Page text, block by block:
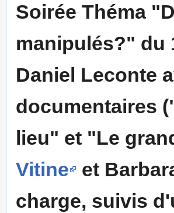
à
navigation
à
recherche
Soirée Théma
manipulés?" du
Daniel Leconte
documentaires
lieu" et "Le
Vitine
et
charge, suivis